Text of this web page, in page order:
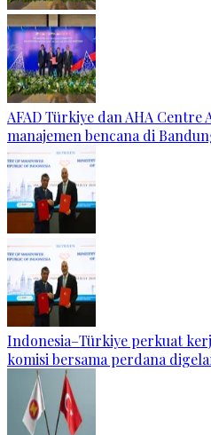
AFAD Türkiye dan AHA Centre
manajemen bencana di
Indonesia–Türkiye perkuat
komisi bersama perdana